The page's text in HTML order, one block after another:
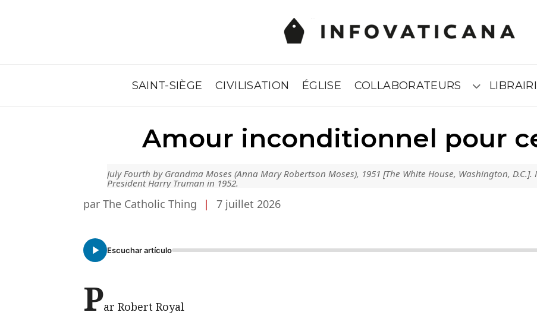
SAINT-SIÈGE CIVILISATION ÉGLISE COLLABORATEURS Submenú
Amour inconditionnel pour
July Fourth by Grandma Moses (Anna Mary Robertson Moses), 1951 [The White House, Washington,
President Harry Truman in 1952.
par The Catholic Thing | 7 juillet 2026
Escuchar artículo
Par Robert Royal